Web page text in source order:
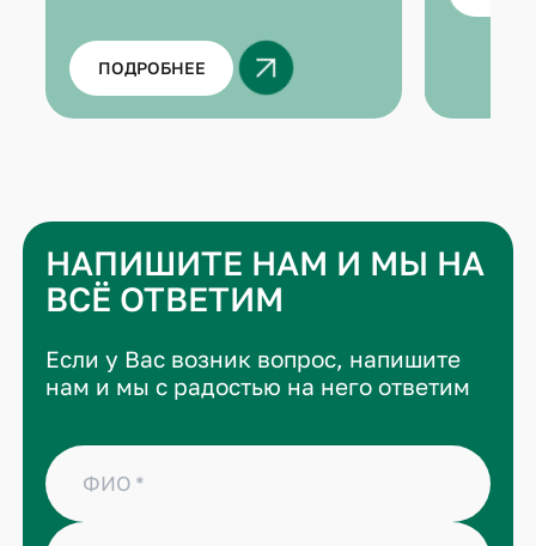
ПОДРОБНЕЕ
НАПИШИТЕ НАМ И МЫ НА
ВСЁ ОТВЕТИМ
Если у Вас возник вопрос, напишите
нам и мы с радостью на него ответим
ФИО